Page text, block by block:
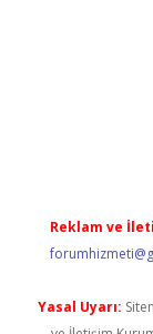
Reklam ve
Yasal Uyarı: